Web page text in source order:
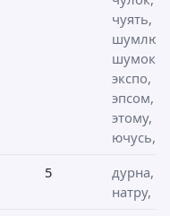
чуять,
шумлю,
шумок,
экспо,
эпсом,
этому,
ючусь,
5
дурна,
натру,